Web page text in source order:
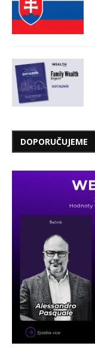
DOPORUČUJEME